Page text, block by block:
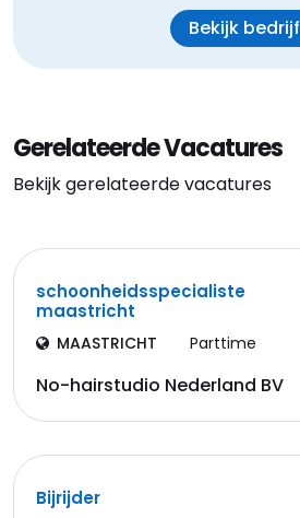
Bekijk bedrijf
Gerelateerde Vacatures
Bekijk gerelateerde vacatures
schoonheidsspecialiste
maastricht
MAASTRICHT Parttime
No-hairstudio Nederland BV
Bijrijder